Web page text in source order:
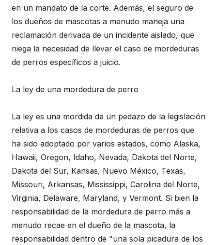
en un mandato de la corte. Además, el seguro de
los dueños de mascotas a menudo maneja una
reclamación derivada de un incidente aislado, que
niega la necesidad de llevar el caso de mordeduras
de perros específicos a juicio.
La ley de una mordedura de perro
La ley es una mordida de un pedazo de la legislación
relativa a los casos de mordeduras de perros que
ha sido adoptado por varios estados, como Alaska,
Hawaii, Oregon, Idaho, Nevada, Dakota del Norte,
Dakota del Sur, Kansas, Nuevo México, Texas,
Missouri, Arkansas, Mississippi, Carolina del Norte,
Virginia, Delaware, Maryland, y Vermont. Si bien la
responsabilidad de la mordedura de perro más a
menudo recae en el dueño de la mascota, la
responsabilidad dentro de "una sola picadura de los